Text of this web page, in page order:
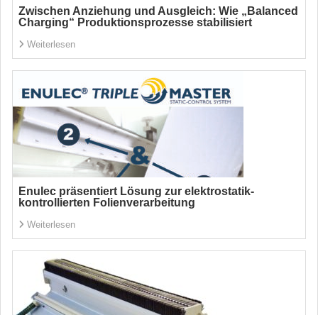
Zwischen Anziehung und Ausgleich: Wie „Balanced
Charging“ Produktionsprozesse stabilisiert
Weiterlesen
Enulec präsentiert Lösung zur elektrostatik-
kontrollierten Folienverarbeitung
Weiterlesen